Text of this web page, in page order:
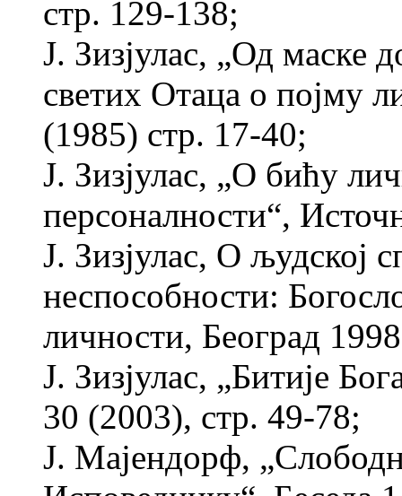
стр. 129-138;
Ј. Зизјулас, „Од маске
светих Отаца о појму
(1985) стр. 17-40;
Ј. Зизјулас, „О бићу
персоналности“,
Ј. Зизјулас, О људској
неспособности:
личности, Београд
Ј. Зизјулас, „Битије
30 (2003), стр. 49-78;
Ј. Мајендорф,